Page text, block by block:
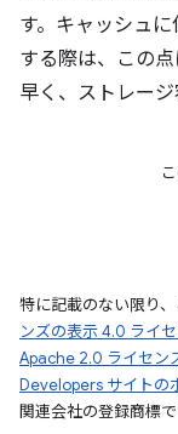
す。キャッシュ
する際は、この
早く、ストレー
特に記載のない限り
ンズの表示 4.0 ライ
Apache 2.0 ライセン
Developers サイトの
関連会社の登録商標で